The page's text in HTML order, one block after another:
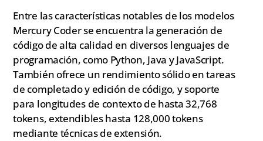
Entre las características notables de los modelos
Mercury Coder se encuentra la generación de
código de alta calidad en diversos lenguajes de
programación, como Python, Java y JavaScript.
También ofrece un rendimiento sólido en tareas
de completado y edición de código, y soporte
para longitudes de contexto de hasta 32,768
tokens, extendibles hasta 128,000 tokens
mediante técnicas de extensión.